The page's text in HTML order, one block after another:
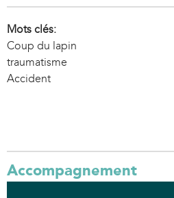
Mots clés:
Coup du lapin
traumatisme
Accident
Accompagnement